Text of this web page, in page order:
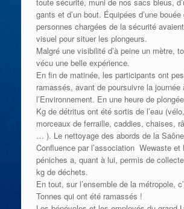
gants et d’un bout. Équipées d’une
personnes chargées de la sécurité
visuel pour situer les plongeurs.
Malgré une visibilité d’à peine un mètre,
vécu une belle expérience.
En fin de matinée, les participants ont
ramassés, avant de poursuivre la journée
l’Environnement. En une heure de
Kg de détritus ont été sortis de l’eau
morceaux de ferraille, caddies, chaises,
… ). Le nettoyage des abords de la
Confluence par l’association Wewaste
péniches a, quant à lui, permis de
kg de déchets.
En tout, sur l’ensemble de la métropole,
Tonnes qui ont été ramassés !